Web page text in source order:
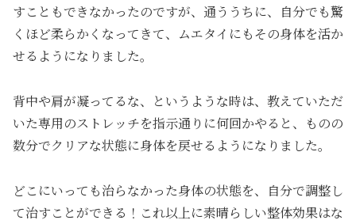
すこともできなかったのですが、通ううちに、自分でも驚
くほど柔らかくなってきて、ムエタイにもその身体を活か
せるようになりました。
背中や肩が凝ってるな、というような時は、教えていただ
いた専用のストレッチを指示通りに何回かやると、ものの
数分でクリアな状態に身体を戻せるようになりました。
どこにいっても治らなかった身体の状態を、自分で調整し
て治すことができる！これ以上に素晴らしい整体効果はな